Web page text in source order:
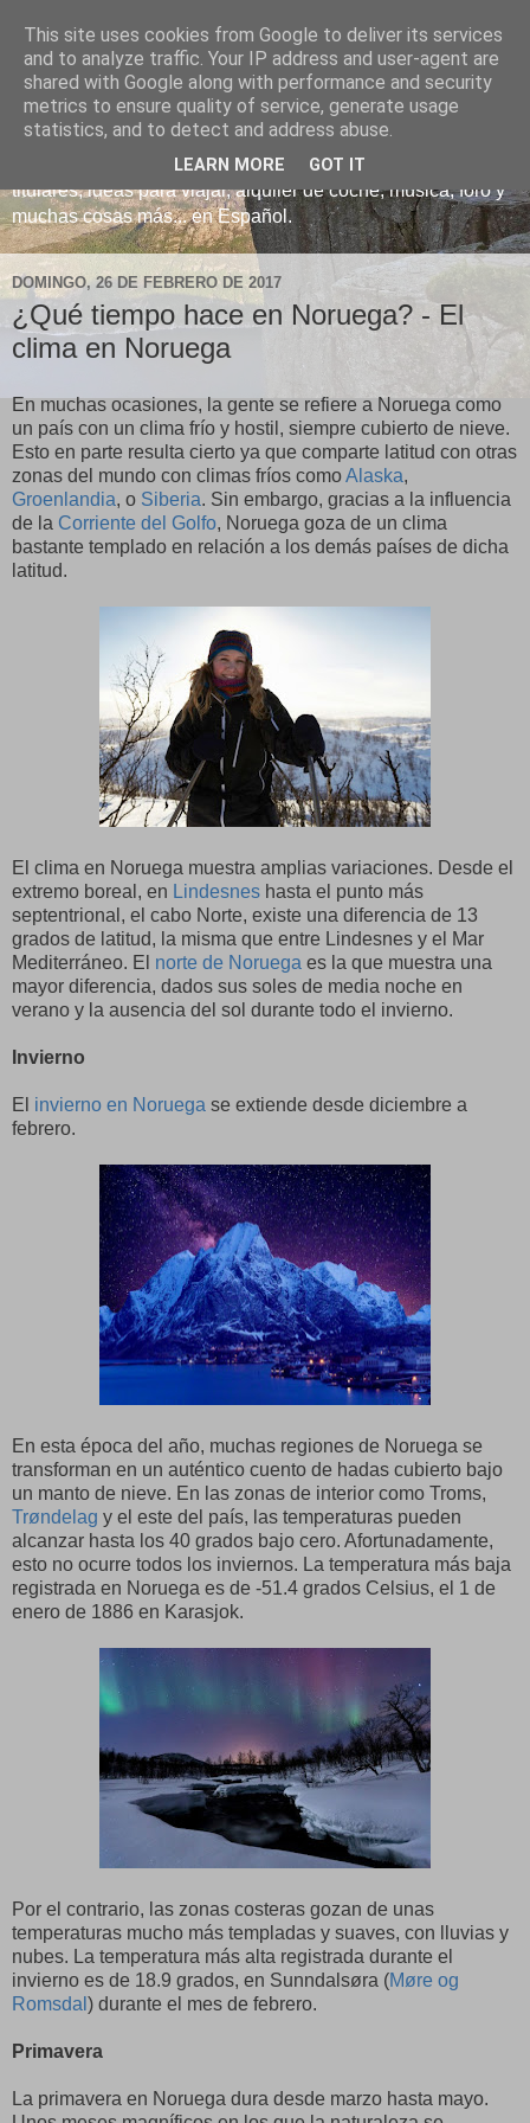
- Noruega24 - Noticias y
viajes a Noruega -
El blog noruego en Español más leído del mundo con
titulares, ideas para viajar, alquiler de coche, música, foro y
muchas cosas más... en Español.
DOMINGO, 26 DE FEBRERO DE 2017
¿Qué tiempo hace en Noruega? - El
clima en Noruega
En muchas ocasiones, la gente se refiere a Noruega como
un país con un clima frío y hostil, siempre cubierto de nieve.
Esto en parte resulta cierto ya que comparte latitud con otras
zonas del mundo con climas fríos comoAlaska,
Groenlandia, o Siberia. Sin embargo, gracias a la influencia
de la Corriente del Golfo, Noruega goza de un clima
bastante templado en relación a los demás países de dicha
latitud.
El clima en Noruega muestra amplias variaciones. Desde el
extremo boreal, en Lindesnes hasta el punto más
septentrional, el cabo Norte, existe una diferencia de 13
grados de latitud, la misma que entre Lindesnes y el Mar
Mediterráneo. El norte de Noruega es la que muestra una
mayor diferencia, dados sus soles de media noche en
verano y la ausencia del sol durante todo el invierno.
Invierno
El invierno en Noruega se extiende desde diciembre a
febrero.
En esta época del año, muchas regiones de Noruega se
transforman en un auténtico cuento de hadas cubierto bajo
un manto de nieve. En las zonas de interior como Troms,
Trøndelag y el este del país, las temperaturas pueden
alcanzar hasta los 40 grados bajo cero. Afortunadamente,
esto no ocurre todos los inviernos. La temperatura más baja
registrada en Noruega es de -51.4 grados Celsius, el 1 de
enero de 1886 en Karasjok.
Por el contrario, las zonas costeras gozan de unas
temperaturas mucho más templadas y suaves, con lluvias y
nubes. La temperatura más alta registrada durante el
invierno es de 18.9 grados, en Sunndalsøra (Møre og
Romsdal ) durante el mes de febrero.
Primavera
La primavera en Noruega dura desde marzo hasta mayo.
This site uses cookies from Google to deliver its services
and to analyze traffic. Your IP address and user-agent are
shared with Google along with performance and security
metrics to ensure quality of service, generate usage
statistics, and to detect and address abuse.
LEARN MORE GOT IT